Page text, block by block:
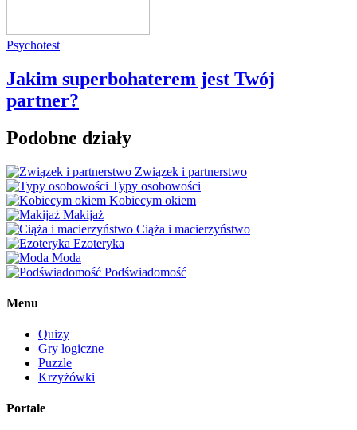
Psychotest
Jakim superbohaterem jest Twój
partner?
Podobne działy
Związek i partnerstwo
Typy osobowości
Kobiecym okiem
Makijaż
Ciąża i macierzyństwo
Ezoteryka
Moda
Podświadomość
Menu
Quizy
Gry logiczne
Puzzle
Krzyżówki
Portale